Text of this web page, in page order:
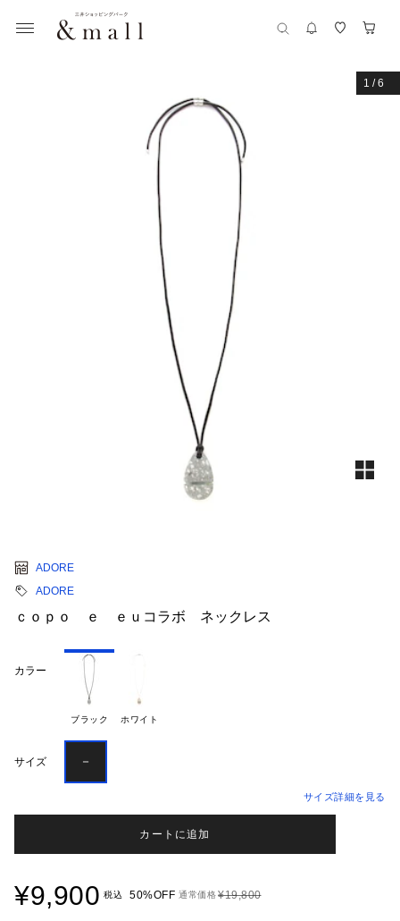
1 /6
ADORE
ADORE
ｃｏｐｏ ｅ ｅｕコラボ ネックレス
カラー
ブラック ホワイト
サイズ －
サイズ詳細を見る
カートに追加
¥9,900 税込 50%OFF 通常価格¥19,800